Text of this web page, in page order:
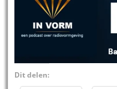
Dit delen: